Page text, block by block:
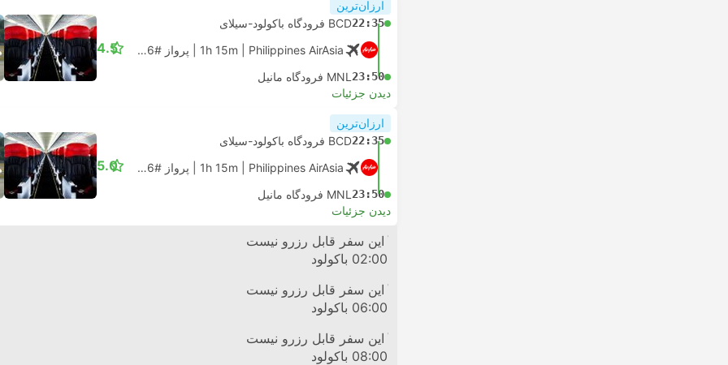
ارزان‌ترین
22:35BCD فرودگاه باکولود-سیلای
1h 15m | Philippines AirAsia پرواز #Z2606 |اقتصادی
23:50 MNL فرودگاه مانیل
4.5
دیدن جزئیات
ارزان‌ترین
22:35BCD فرودگاه باکولود-سیلای
1h 15m | Philippines AirAsia پرواز #Z2606 |اقتصادی
23:50 MNL فرودگاه مانیل
5.0
دیدن جزئیات
کشتی با 2GO
02:00 باکولود
این سفر قابل رزرو نیست
کشتی با 2GO
06:00 باکولود
این سفر قابل رزرو نیست
کشتی با 2GO
08:00 باکولود
این سفر قابل رزرو نیست